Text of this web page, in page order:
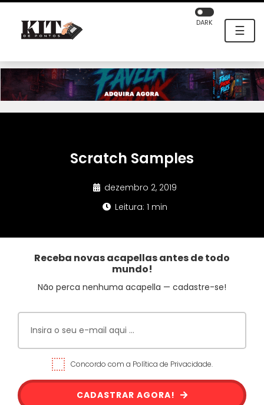
☰
DARK
Scratch Samples
dezembro 2, 2019
Leitura: 1 min
Receba novas acapellas antes de todo
mundo!
Não perca nenhuma acapella — cadastre-se!
Concordo com a Política de Privacidade.
CADASTRAR AGORA!